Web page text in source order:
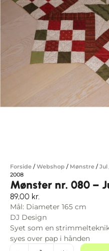
Forside / Webshop / Mønstre / Jul
2008
Mønster nr. 080 –
89,00 kr.
Mål: Diameter 165 cm
DJ Design
Syet som en
syes over pap i hånden